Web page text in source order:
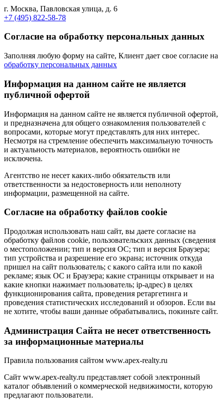
г. Москва, Павловская улица, д. 6
+7 (495) 822-58-78
Согласие на обработку персональных данных
Заполняя любую форму на сайте, Клиент дает свое согласие на
обработку персональных данных
Информация на данном сайте не является
публичной офертой
Информация на данном сайте не является публичной офертой,
и предназначена для общего ознакомления пользователей с
вопросами, которые могут представлять для них интерес.
Несмотря на стремление обеспечить максимальную точность
и актуальность материалов, вероятность ошибки не
исключена.
Агентство не несет каких-либо обязательств или
ответственности за недостоверность или неполноту
информации, размещенной на сайте.
Cогласие на обработку файлов cookie
Продолжая использовать наш сайт, вы даете согласие на
обработку файлов cookie, пользовательских данных (сведения
о местоположении; тип и версия ОС; тип и версия Браузера;
тип устройства и разрешение его экрана; источник откуда
пришел на сайт пользователь; с какого сайта или по какой
рекламе; язык ОС и Браузера; какие страницы открывает и на
какие кнопки нажимает пользователь; ip-адрес) в целях
функционирования сайта, проведения ретаргетинга и
проведения статистических исследований и обзоров. Если вы
не хотите, чтобы ваши данные обрабатывались, покиньте сайт.
Администрация Сайта не несет ответственность
за информационные материалы
Правила пользования сайтом www.apex-realty.ru
Сайт www.apex-realty.ru представляет собой электронный
каталог объявлений о коммерческой недвижимости, которую
предлагают пользователи.